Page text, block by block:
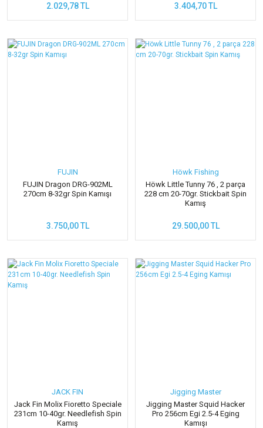
2.029,78 TL 3.404,70 TL
FUJIN
FUJIN Dragon DRG-902ML
270cm 8-32gr Spin Kamışı
3.750,00 TL
Höwk Fishing
Höwk Little Tunny 76 , 2 parça
228 cm 20-70gr. Stickbait Spin
Kamış
29.500,00 TL
JACK FIN
Jack Fin Molix Fioretto Speciale
231cm 10-40gr. Needlefish Spin
Kamış
Jigging Master
Jigging Master Squid Hacker
Pro 256cm Egi 2.5-4 Eging
Kamışı